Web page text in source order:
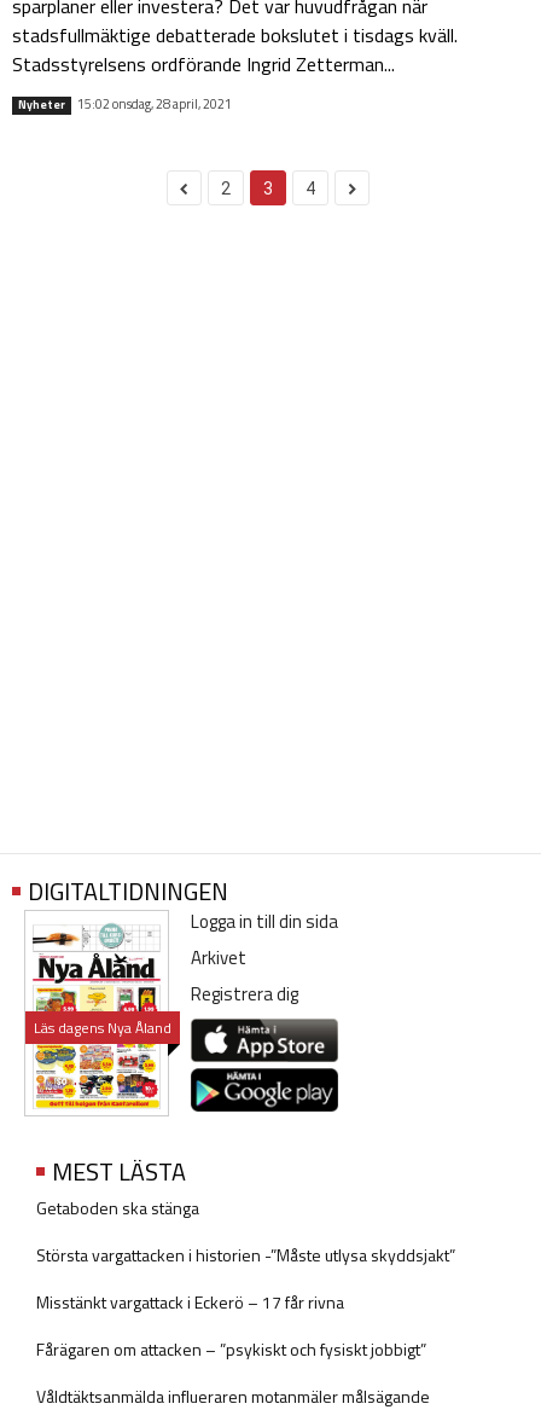
stadsfullmäktige debatterade bokslutet i tisdags kväll.
Stadsstyrelsens ordförande Ingrid Zetterman...
Nyheter 15:02 onsdag, 28 april, 2021
2 3 4
DIGITALTIDNINGEN
Läs dagens Nya Åland
Logga in till din sida
Arkivet
Registrera dig
MEST LÄSTA
Getaboden ska stänga
Största vargattacken i historien -”Måste utlysa skyddsjakt”
Misstänkt vargattack i Eckerö – 17 får rivna
Fårägaren om attacken – ”psykiskt och fysiskt jobbigt”
Våldtäktsanmälda influeraren motanmäler målsägande